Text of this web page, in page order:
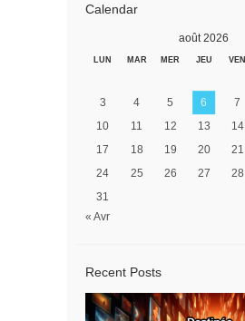
Calendar
août 2026
LUN MAR MER JEU VEN
3
4 5 6 7
10
11 12 13 14
17
18 19 20 21
24
25 26 27 28
31
« Avr
Recent Posts